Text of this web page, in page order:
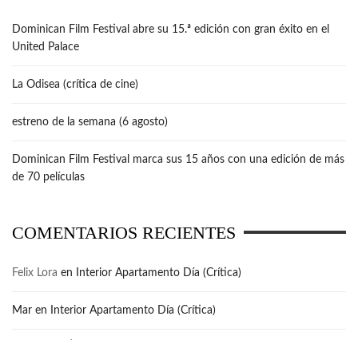
Dominican Film Festival abre su 15.ª edición con gran éxito en el
United Palace
La Odisea (crítica de cine)
estreno de la semana (6 agosto)
Dominican Film Festival marca sus 15 años con una edición de más
de 70 películas
COMENTARIOS RECIENTES
Felix Lora en Interior Apartamento Día (Crítica)
Mar en Interior Apartamento Día (Crítica)